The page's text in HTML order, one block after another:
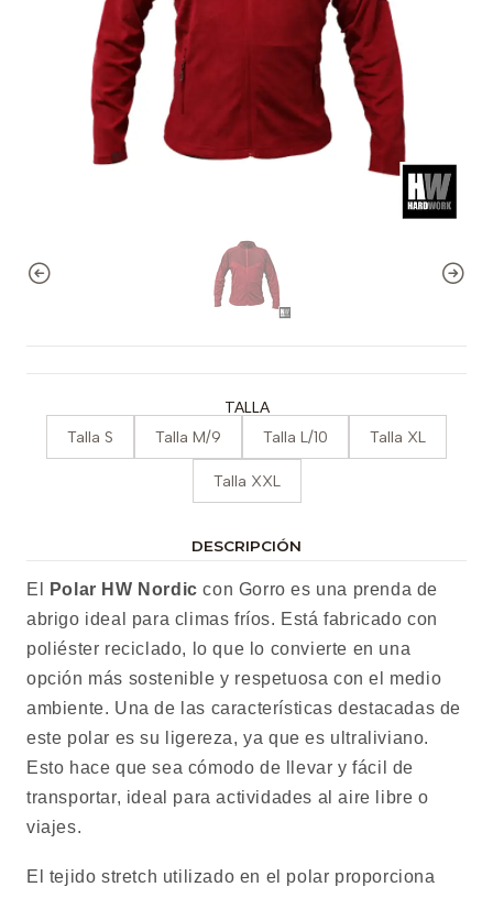
TALLA
Talla S Talla M/9 Talla L/10 Talla XL
Talla XXL
DESCRIPCIÓN
El Polar HW Nordic con Gorro es una prenda de
abrigo ideal para climas fríos. Está fabricado con
poliéster reciclado, lo que lo convierte en una
opción más sostenible y respetuosa con el medio
ambiente. Una de las características destacadas de
este polar es su ligereza, ya que es ultraliviano.
Esto hace que sea cómodo de llevar y fácil de
transportar, ideal para actividades al aire libre o
viajes.
El tejido stretch utilizado en el polar proporciona